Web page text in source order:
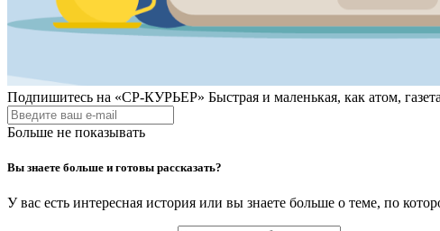
Подпишитесь на «СР-КУРЬЕР» Быстрая и маленькая, как атом,
Больше не показывать
Вы знаете больше и готовы рассказать?
У вас есть интересная история или вы знаете больше о теме, по